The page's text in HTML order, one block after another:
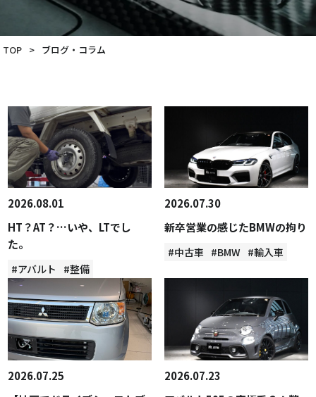
TOP > ブログ・コラム
2026.08.01
HT？AT？…いや、LTでし
た。
#アバルト #整備
2026.07.30
新卒営業の感じたBMWの拘り
#中古車 #BMW #輸入車
2026.07.25
2026.07.23